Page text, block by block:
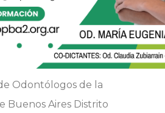
Odontólogos de la
Buenos Aires Distrito